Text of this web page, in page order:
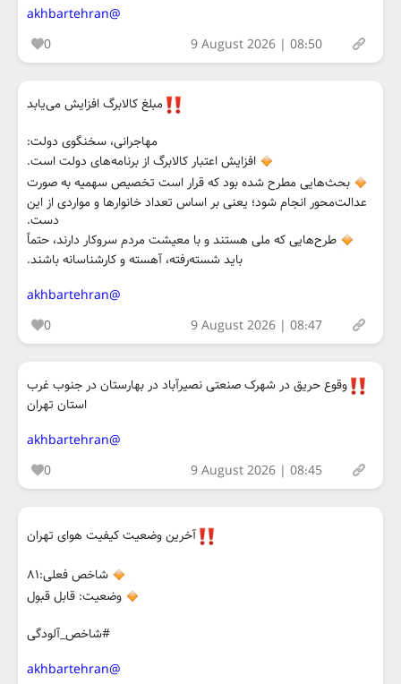
@akhbartehran
0
9 August 2026 | 08:50
مبلغ کالابرگ افزایش می‌یابد
مهاجرانی، سخنگوی دولت:
افزایش اعتبار کالابرگ از برنامه‌های دولت است.
بحث‌هایی مطرح شده بود که قرار است تخصیص سهمیه به صورت
عدالت‌محور انجام شود؛ یعنی بر اساس تعداد خانوارها و مواردی از این
دست.
طرح‌هایی که ملی هستند و با معیشت مردم سروکار دارند، حتماً
باید شسته‌رفته، آهسته و کارشناسانه باشند.
@akhbartehran
0
9 August 2026 | 08:47
وقوع حریق در شهرک صنعتی نصیرآباد در بهارستان در جنوب غرب
استان تهران
@akhbartehran
0
9 August 2026 | 08:45
آخرین وضعیت کیفیت هوای تهران
شاخص فعلی:۸۱
وضعیت: قابل قبول
#شاخص_آلودگی
@akhbartehran